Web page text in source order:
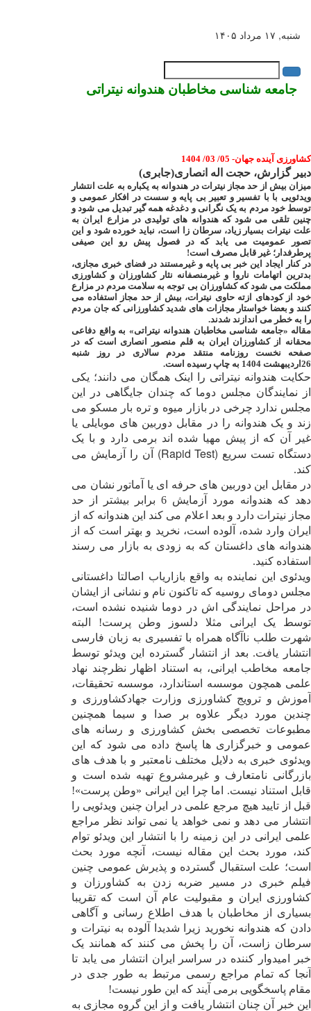
شنبه, ۱۷ مرداد ۱۴۰۵
جامعه شناسی مخاطبان هندوانه نیتراتی
کشاورزی آینده جهان- 05/ 03/ 1404
دبیر گزارش، حجت اله انصاری(جابری)
میزان بیش از حد مجاز نیترات در هندوانه به یکباره به علت انتشار
ویدئویی با با تفسیر و تعبیر بی پایه و سست در افکار عمومی و
توسط خود مردم به یک نگرانی و دغدغه همه گیر تبدیل می شود و
چنین تلقی می شود که هندوانه های تولیدی در مزارع ایران به
علت نیترات بسیار زیاد، سرطان زا است، نباید خورده شود و این
تصور عمومیت می یابد که در فصول پیش رو این صیفی
پرطرفدار؛ غیر قابل مصرف است!
در کنار ایجاد این خبر بی پایه و غیرمستند در فضای خبری مجازی،
بدترین اتهامات ناروا و غیرمنصفانه نثار کشاورزان و کشاورزی
مملکت می شود که کشاورزان بی توجه به سلامت مردم در مزارع
خود از کودهای ازته حاوی نیترات، بیش از حد مجاز استفاده می
کنند و بعضا خواستار مجازات های شدید کشاورزانی که جان مردم
را به خطر می اندازند شدند.
مقاله «جامعه شناسی مخاطبان هندوانه نیتراتی» به واقع دفاعی
محقانه از کشاورزان ایران به قلم منصور انصاری است که در
صفحه نخست روزنامه منتقد مردم سالاری در روز شنبه
26اردیبهشت 1404 به چاپ رسیده است.
حکایت هندوانه نیتراتی را اینک همگان ‌می دانند؛ یکی
از نمایندگان مجلس دوما که چندان جایگاهی در این
مجلس ندارد چرخی در بازار میوه و تره بار مسکو ‌می
زند و یک هندوانه را در مقابل دوربین های موبایلی یا
غیر آن که از پیش مهیا شده اند بر‌می دارد و با یک
دستگاه تست سریع (Rapid Test) آن را آزمایش ‌می
کند.
در مقابل این دوربین های حرفه ای یا آماتور نشان ‌می
دهد که هندوانه مورد آزمایش 6 برابر بیشتر از حد
مجاز نیترات دارد و بعد اعلام ‌می کند این هندوانه که از
ایران وارد شده، آلوده است، نخرید و بهتر است که از
هندوانه های داغستان که به زودی به بازار ‌می رسند
استفاده کنید.
ویدئوی این نماینده به واقع بازاریاب اصالتا داغستانی
مجلس دومای روسیه که تاکنون نام و نشانی از ایشان
در مراحل نمایندگی اش در دوما شنیده نشده است،
توسط یک ایرانی مثلا دلسوز وطن پرست! البته
شهرت طلب ناآگاه همراه با تفسیری به زبان فارسی
انتشار یافت. بعد از انتشار گسترده این ویدئو توسط
جامعه مخاطب ایرانی، به استناد اظهار نظرچند نهاد
علمی همچون موسسه استاندارد، موسسه تحقیقات،
آموزش و ترویج کشاورزی وزارت جهادکشاورزی و
چندین مورد دیگر علاوه بر صدا و سیما همچنین
مطبوعات تخصصی بخش کشاورزی و رسانه های
عمومی و خبرگزاری ها پاسخ داده ‌می شود که این
ویدئوی خبری به دلایل مختلف نامعتبر و با هدف های
بازرگانی نامتعارف و غیرمشروع تهیه شده است و
قابل استناد نیست. اما چرا این ایرانی «وطن پرست»!
قبل از تایید هیچ مرجع علمی در ایران چنین ویدئویی را
انتشار ‌می دهد و نمی خواهد یا نمی تواند نظر مراجع
علمی ایرانی در این زمینه را با انتشار این ویدئو توام
کند، مورد بحث این مقاله نیست، آنچه مورد بحث
است؛ علت استقبال گسترده و پذیرش عمومی چنین
فیلم خبری در مسیر ضربه زدن به کشاورزان و
کشاورزی ایران و مقبولیت عام آن است که تقریبا
بسیاری از مخاطبان با هدف اطلاع رسانی و آگاهی
دادن که هندوانه نخورید زیرا شدیدا آلوده به نیترات و
سرطان زاست، آن را پخش ‌می کنند که همانند یک
خبر امیدوار کننده در سراسر ایران انتشار ‌می یابد تا
آنجا که تمام مراجع رسمی مرتبط به طور جدی در
مقام پاسخگویی بر‌می آیند که این طور نیست!
این خبر آن چنان انتشار یافت و از این گروه مجازی به